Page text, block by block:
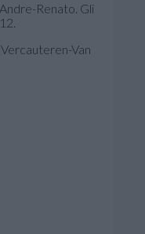
Renato. Gli
Van